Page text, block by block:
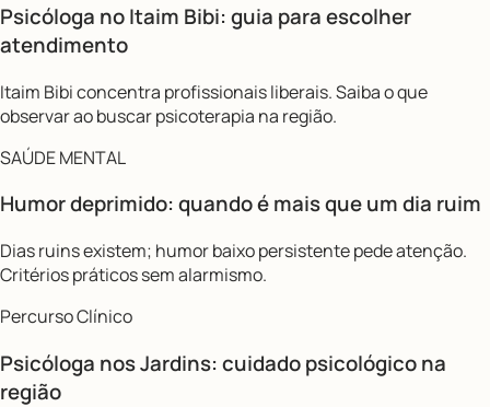
Psicóloga no Itaim Bibi: guia para escolher
atendimento
Itaim Bibi concentra profissionais liberais. Saiba o que
observar ao buscar psicoterapia na região.
SAÚDE MENTAL
Humor deprimido: quando é mais que um dia ruim
Dias ruins existem; humor baixo persistente pede atenção.
Critérios práticos sem alarmismo.
Percurso Clínico
Psicóloga nos Jardins: cuidado psicológico na
região